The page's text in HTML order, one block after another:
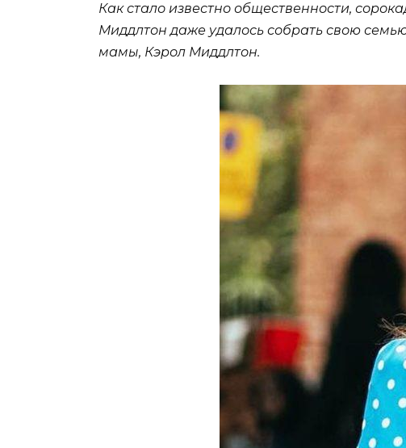
Как стало известно общественности,
Миддлтон даже удалось собрать свою
мамы, Кэрол Миддлтон.